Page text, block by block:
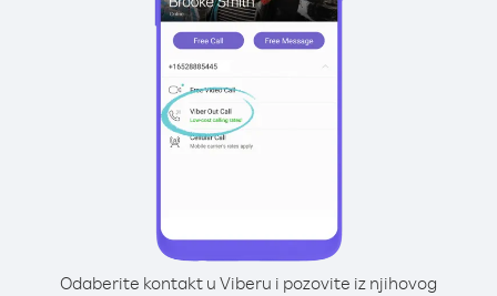
Odaberite kontakt u Viberu i pozovite iz njihovog